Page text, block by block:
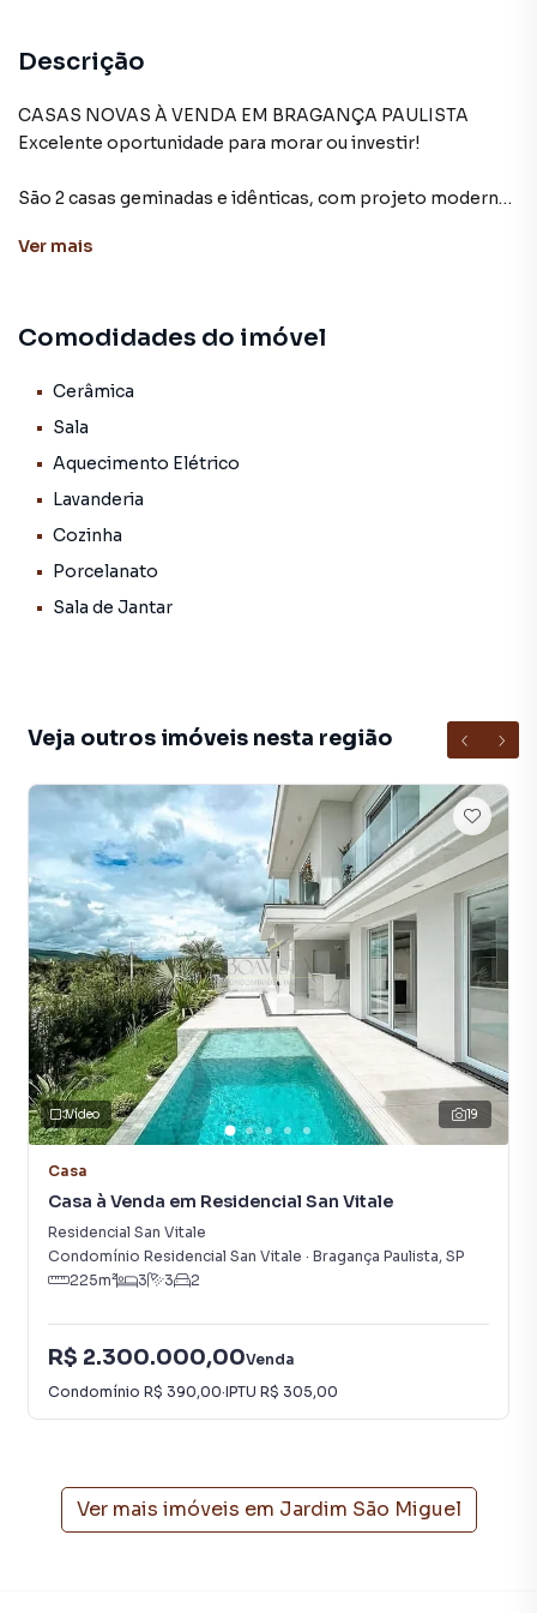
Descrição
CASAS NOVAS À VENDA EM BRAGANÇA PAULISTA
Excelente oportunidade para morar ou investir!
São 2 casas geminadas e idênticas, com projeto moderno,
espaços.
Paulista, em uma região residencial tranquila, com fácil
Características do Imóvel
Casa térrea
Sala e cozinha integradas, proporcionando amplitude e
2 dormitórios
Terreno com 125 m²
Área construída de 80 m²
Garagem para 2 veículos
Excelente iluminação com luz natural
Acabamento moderno e de ótimo padrão
Localização Estratégica
A região oferece infraestrutura completa para o dia a dia,
com fácil acesso a:
Supermercados
Padarias
Escolas públicas e particulares
Academias
Postos de combustível
Restaurantes e lanchonetes
Bragança Paulista é conhecida pela excelente qualidade de
Ver mais
Comodidades do imóvel
Cerâmica
Sala
Aquecimento Elétrico
Lavanderia
Cozinha
Porcelanato
Sala de Jantar
Veja outros imóveis nesta região
19
Vídeo
Casa
Casa à Venda em Residencial San Vitale
Residencial San Vitale
Condomínio Residencial San Vitale · Bragança Paulista, SP
225m² 3 3 2
R$ 2.300.000,00Venda
Condomínio R$ 390,00·IPTU R$ 305,00
Ver mais imóveis em Jardim São Miguel